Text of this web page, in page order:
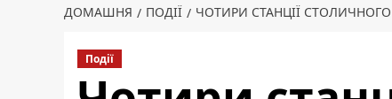
ДОМАШНЯ ПОДІЇ ЧОТИРИ СТАНЦІЇ
Події